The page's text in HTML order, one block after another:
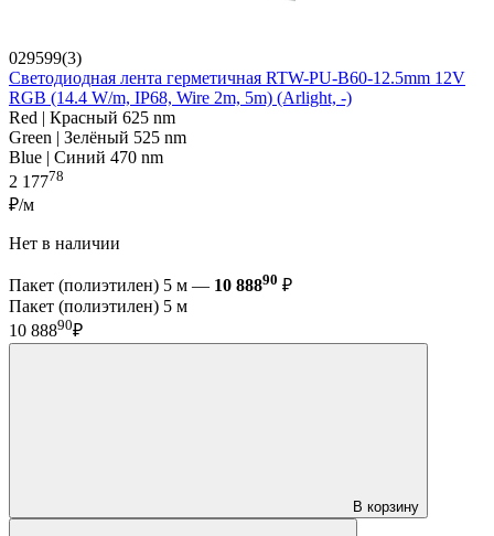
029599(3)
Светодиодная лента герметичная RTW-PU-B60-12.5mm 12V
RGB (14.4 W/m, IP68, Wire 2m, 5m) (Arlight, -)
Red | Красный 625 nm
Green | Зелёный 525 nm
Blue | Синий 470 nm
2 17778
₽/м
Нет в наличии
Пакет (полиэтилен) 5 м — 10 88890 ₽
Пакет (полиэтилен) 5 м
10 88890₽
В корзину